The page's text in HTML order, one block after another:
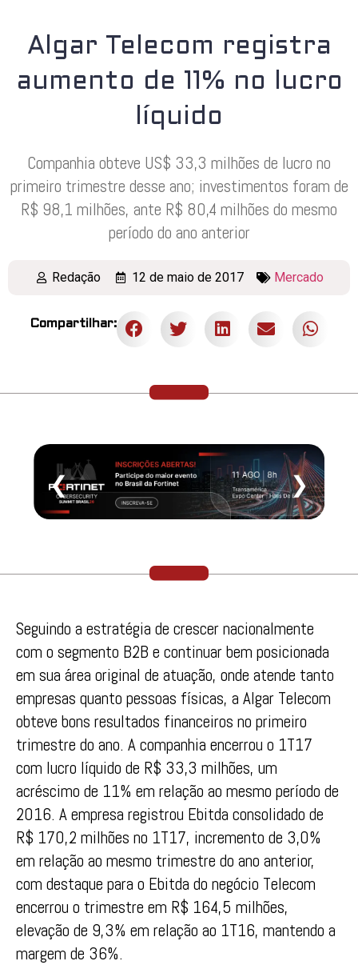
Algar Telecom registra
aumento de 11% no lucro
líquido
Companhia obteve US$ 33,3 milhões de lucro no
primeiro trimestre desse ano; investimentos foram de
R$ 98,1 milhões, ante R$ 80,4 milhões do mesmo
período do ano anterior
Redação 12 de maio de 2017 Mercado
Compartilhar:
❮ ❯
Seguindo a estratégia de crescer nacionalmente
com o segmento B2B e continuar bem posicionada
em sua área original de atuação, onde atende tanto
empresas quanto pessoas físicas, a Algar Telecom
obteve bons resultados financeiros no primeiro
trimestre do ano. A companhia encerrou o 1T17
com lucro líquido de R$ 33,3 milhões, um
acréscimo de 11% em relação ao mesmo período de
2016. A empresa registrou Ebitda consolidado de
R$ 170,2 milhões no 1T17, incremento de 3,0%
em relação ao mesmo trimestre do ano anterior,
com destaque para o Ebitda do negócio Telecom
encerrou o trimestre em R$ 164,5 milhões,
elevação de 9,3% em relação ao 1T16, mantendo a
margem de 36%.